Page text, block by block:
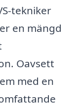
tekniker
en mängd
Oavsett
med en